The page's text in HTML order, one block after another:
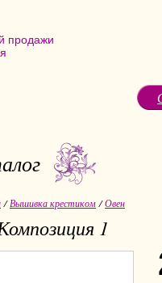
продажи
/Вышивка крестиком /Овен
1